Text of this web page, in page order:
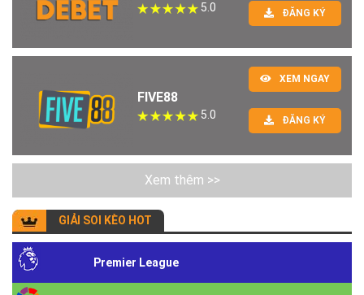
5.0 ĐĂNG KÝ
FIVE88
5.0
XEM NGAY
ĐĂNG KÝ
Xem thêm >>
GIẢI SOI KÈO HOT
Premier League